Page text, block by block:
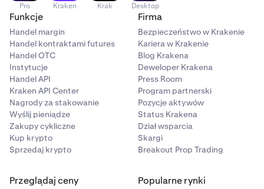
Pro Kraken Krak Desktop
Funkcje
Handel margin
Handel kontraktami futures
Handel OTC
Instytucje
Handel API
Kraken API Center
Nagrody za stakowanie
Wyślij pieniądze
Zakupy cykliczne
Kup krypto
Sprzedaj krypto
Firma
Bezpieczeństwo w Krakenie
Kariera w Krakenie
Blog Krakena
Deweloper Krakena
Press Room
Program partnerski
Pozycje aktywów
Status Krakena
Dział wsparcia
Skargi
Breakout Prop Trading
Przeglądaj ceny Popularne rynki